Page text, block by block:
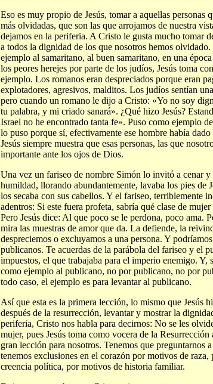
Eso es muy propio de Jesús, tomar a aquellas personas
más olvidadas, que son las que arrojamos de nuestra
dejamos en la periferia. A Cristo le gusta mucho tomar
a todos la dignidad de los que nosotros hemos
ejemplo al samaritano, al buen samaritano, en una
los peores herejes por parte de los judíos, Jesús toma
ejemplo. Los romanos eran despreciados porque eran
explotadores, agresivos, malditos. Los judíos sentían
pero cuando un romano le dijo a Cristo: «Yo no soy
tu palabra, y mi criado sanará». ¿Qué hizo Jesús?
Israel no he encontrado tanta fe». Puso como ejemplo
lo puso porque sí, efectivamente ese hombre había
Jesús siempre muestra que esas personas, las que
importante ante los ojos de Dios.
Una vez un fariseo de nombre Simón lo invitó a cenar
humildad, llorando abundantemente, lavaba los pies de
los secaba con sus cabellos. Y el fariseo, terriblemente
adentros: Si este fuera profeta, sabría qué clase de
Pero Jesús dice: Al que poco se le perdona, poco ama.
mira las muestras de amor que da. La defiende, la
despreciemos o excluyamos a una persona. Y
publicanos. Te acuerdas de la parábola del fariseo y el
impuestos, el que trabajaba para el imperio enemigo. Y,
como ejemplo al publicano, no por publicano, no por
todo caso, el ejemplo es para levantar al publicano.
Así que esta es la primera lección, lo mismo que Jesús
después de la resurrección, levantar y mostrar la
periferia, Cristo nos habla para decirnos: No se les
mujer, pues Jesús toma como vocera de la
gran lección para nosotros. Tenemos que preguntarnos
tenemos exclusiones en el corazón por motivos de
creencia política, por motivos de historia familiar.